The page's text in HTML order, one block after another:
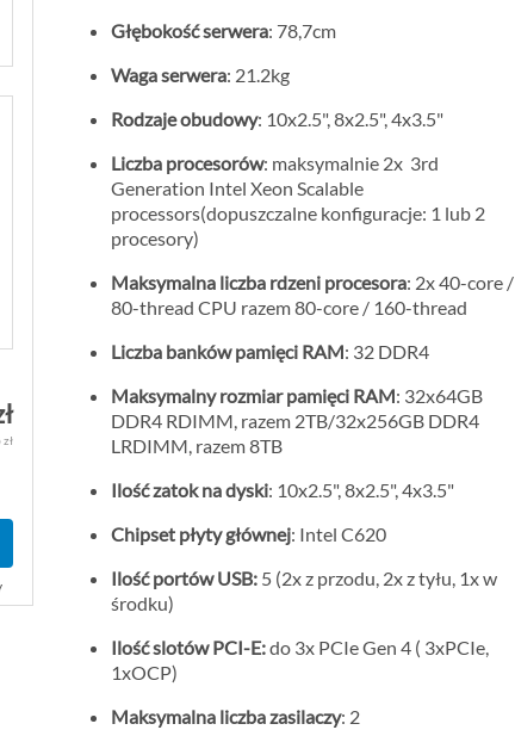
Głębokość serwera: 78,7cm
Waga serwera: 21.2kg
Rodzaje obudowy: 10x2.5", 8x2.5", 4x3.5"
Liczba procesorów: maksymalnie 2x 3rd
Generation Intel Xeon Scalable
processors(dopuszczalne konfiguracje: 1 lub 2
procesory)
Maksymalna liczba rdzeni procesora: 2x 40-core /
80-thread CPU razem 80-core / 160-thread
Liczba banków pamięci RAM: 32 DDR4
Maksymalny rozmiar pamięci RAM: 32x64GB
DDR4 RDIMM, razem 2TB/32x256GB DDR4
LRDIMM, razem 8TB
Ilość zatok na dyski: 10x2.5", 8x2.5", 4x3.5"
Chipset płyty głównej: Intel C620
Ilość portów USB: 5 (2x z przodu, 2x z tyłu, 1x w
środku)
Ilość slotów PCI-E:do 3x PCIe Gen 4 ( 3xPCIe,
1xOCP)
Maksymalna liczba zasilaczy: 2